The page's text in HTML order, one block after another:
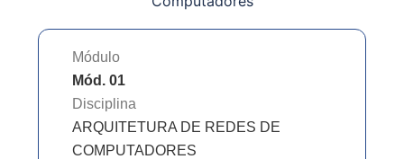
Módulo
Mód. 01
Disciplina
ARQUITETURA DE REDES DE
COMPUTADORES